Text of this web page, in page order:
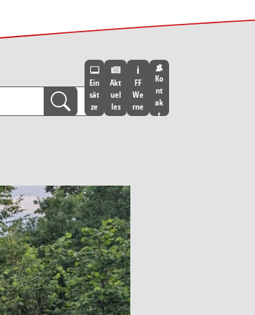
Ein
sät
ze
Akt
uel
les
FF
We
rne
Ko
nt
ak
t